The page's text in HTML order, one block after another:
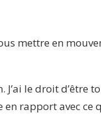
mettre en
le droit d’être
rapport avec ce